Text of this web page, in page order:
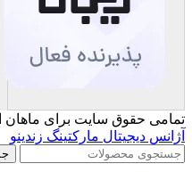
تمامی حقوق سایت برای
آژانس دیجیتال مارکتینگ زندینو